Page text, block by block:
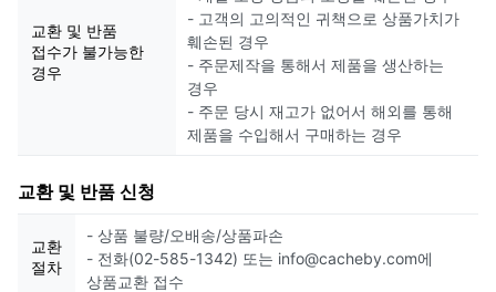
교환 및 반품
접수가 불가능한
경우
- 고객의 고의적인 귀책으로 상품가치가
훼손된 경우
- 주문제작을 통해서 제품을 생산하는
경우
- 주문 당시 재고가 없어서 해외를 통해
제품을 수입해서 구매하는 경우
교환 및 반품 신청
교환
절차
- 상품 불량/오배송/상품파손
- 전화(02-585-1342) 또는 info@cacheby.com에
상품교환 접수